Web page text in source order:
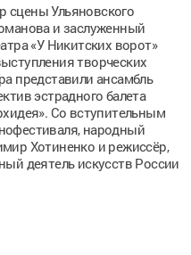
Ульяновского
и заслуженный
«У Никитских ворот»
творческих
представили ансамбль
эстрадного балета
Со вступительным
народный
Хотиненко и режиссёр,
деятель искусств России